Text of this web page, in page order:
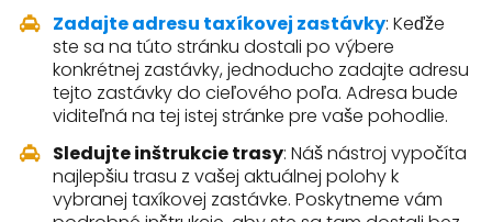
Zadajte adresu taxíkovej zastávky: Keďže
ste sa na túto stránku dostali po výbere
konkrétnej zastávky, jednoducho zadajte adresu
tejto zastávky do cieľového poľa. Adresa bude
viditeľná na tej istej stránke pre vaše pohodlie.
Sledujte inštrukcie trasy: Náš nástroj vypočíta
najlepšiu trasu z vašej aktuálnej polohy k
vybranej taxíkovej zastávke. Poskytneme vám